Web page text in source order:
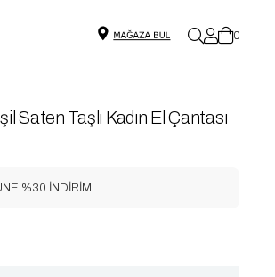
0
Saten Taşlı Kadın El Çantası
%30 İNDİRİM